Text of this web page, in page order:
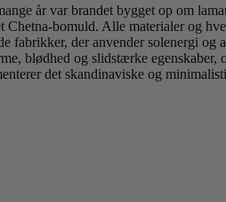
år var brandet bygget op om
bomuld. Alle materialer og
der anvender solenergi og
blødhed og slidstærke egenskaber,
det skandinaviske og